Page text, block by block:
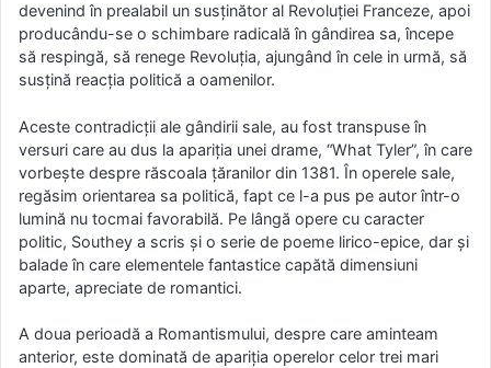
devenind în prealabil un susţinător al Revoluţiei Franceze, apoi
producându-se o schimbare radicală în gândirea sa, începe
să respingă, să renege Revoluţia, ajungând în cele in urmă, să
susţină reacţia politică a oamenilor.
Aceste contradicţii ale gândirii sale, au fost transpuse în
versuri care au dus la apariţia unei drame, “What Tyler”, în care
vorbeşte despre răscoala ţăranilor din 1381. În operele sale,
regăsim orientarea sa politică, fapt ce l-a pus pe autor într-o
lumină nu tocmai favorabilă. Pe lângă opere cu caracter
politic, Southey a scris şi o serie de poeme lirico-epice, dar şi
balade în care elementele fantastice capătă dimensiuni
aparte, apreciate de romantici.
A doua perioadă a Romantismului, despre care aminteam
anterior, este dominată de apariţia operelor celor trei mari